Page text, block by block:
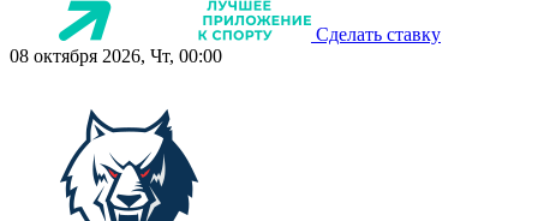
Сделать ставку
08 октября 2026, Чт, 00:00